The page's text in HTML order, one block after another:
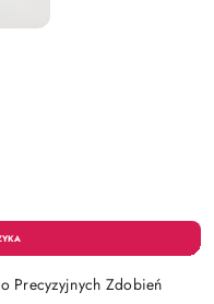
Precyzyjnych Zdobień